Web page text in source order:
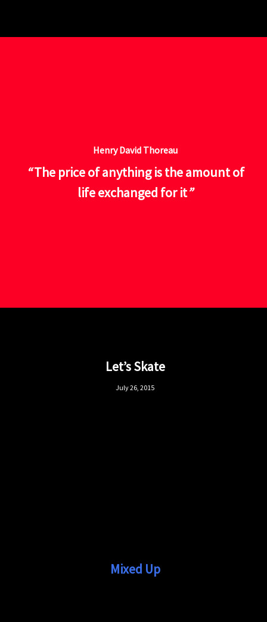
Henry David Thoreau
“The price of anything is the amount of
life exchanged for it”
Let’s Skate
July 26, 2015
Mixed Up